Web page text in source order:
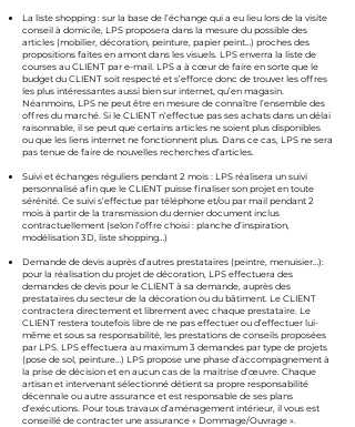
La liste shopping : sur la base de l’échange qui a eu lieu lors de la visite
conseil à domicile, LPS proposera dans la mesure du possible des
articles (mobilier, décoration, peinture, papier peint…) proches des
propositions faites en amont dans les visuels. LPS enverra la liste de
courses au CLIENT par e-mail. LPS a à cœur de faire en sorte que le
budget du CLIENT soit respecté et s’efforce donc de trouver les offres
les plus intéressantes aussi bien sur internet, qu’en magasin.
Néanmoins, LPS ne peut être en mesure de connaître l’ensemble des
offres du marché. Si le CLIENT n’effectue pas ses achats dans un délai
raisonnable, il se peut que certains articles ne soient plus disponibles
ou que les liens internet ne fonctionnent plus. Dans ce cas, LPS ne sera
pas tenue de faire de nouvelles recherches d’articles.
Suivi et échanges réguliers pendant 2 mois : LPS réalisera un suivi
personnalisé afin que le CLIENT puisse finaliser son projet en toute
sérénité. Ce suivi s’effectue par téléphone et/ou par mail pendant 2
mois à partir de la transmission du dernier document inclus
contractuellement (selon l’offre choisi : planche d’inspiration,
modélisation 3D, liste shopping…)
Demande de devis auprès d’autres prestataires (peintre, menuisier…):
pour la réalisation du projet de décoration, LPS effectuera des
demandes de devis pour le CLIENT à sa demande, auprès des
prestataires du secteur de la décoration ou du bâtiment. Le CLIENT
contractera directement et librement avec chaque prestataire. Le
CLIENT restera toutefois libre de ne pas effectuer ou d’effectuer lui-
même et sous sa responsabilité, les prestations de conseils proposées
par LPS. LPS effectuera au maximum 3 demandes par type de projets
(pose de sol, peinture…) LPS propose une phase d’accompagnement à
la prise de décision et en aucun cas de la maitrise d’œuvre. Chaque
artisan et intervenant sélectionné détient sa propre responsabilité
décennale ou autre assurance et est responsable de ses plans
d’exécutions. Pour tous travaux d’aménagement intérieur, il vous est
conseillé de contracter une assurance « Dommage/Ouvrage ».